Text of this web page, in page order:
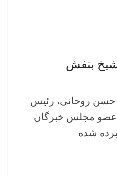
بنفش
الله حسن روحانی، رئیس
عضو مجلس خبرگان
شده